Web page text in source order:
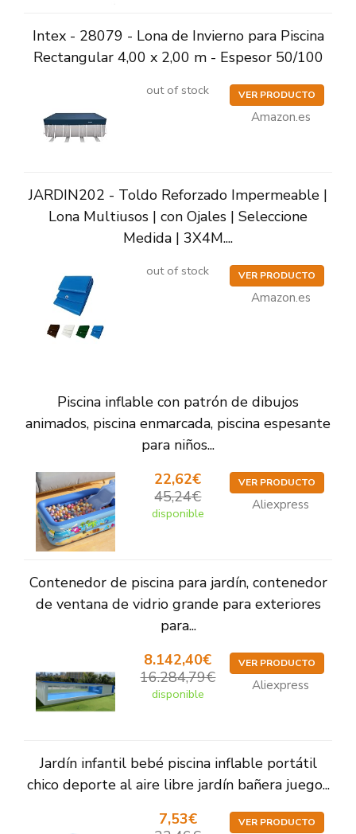
Intex - 28079 - Lona de Invierno para Piscina
Rectangular 4,00 x 2,00 m - Espesor 50/100
out of stock VER PRODUCTO
Amazon.es
JARDIN202 - Toldo Reforzado Impermeable |
Lona Multiusos | con Ojales | Seleccione
Medida | 3X4M....
out of stock VER PRODUCTO
Amazon.es
Piscina inflable con patrón de dibujos
animados, piscina enmarcada, piscina espesante
para niños...
22,62€
45,24€
disponible
VER PRODUCTO
Aliexpress
Contenedor de piscina para jardín, contenedor
de ventana de vidrio grande para exteriores
para...
8.142,40€
16.284,79€
disponible
VER PRODUCTO
Aliexpress
Jardín infantil bebé piscina inflable portátil
chico deporte al aire libre jardín bañera juego...
7,53€
VER PRODUCTO